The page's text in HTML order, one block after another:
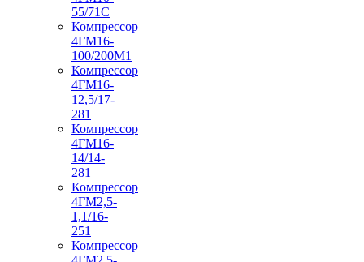
55/71С
Компрессор
4ГМ16-
100/200М1
Компрессор
4ГМ16-
12,5/17-
281
Компрессор
4ГМ16-
14/14-
281
Компрессор
4ГМ2,5-
1,1/16-
251
Компрессор